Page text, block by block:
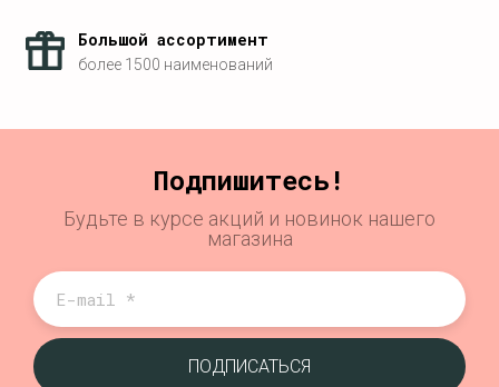
Большой ассортимент
более 1500 наименований
Подпишитесь!
Будьте в курсе акций и новинок нашего
магазина
ПОДПИСАТЬСЯ